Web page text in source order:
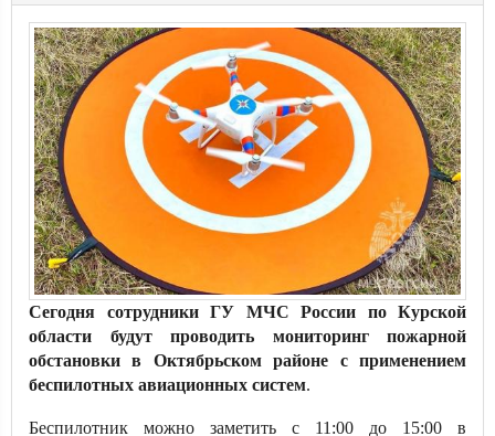
Сегодня сотрудники ГУ МЧС России по Курской
области будут проводить мониторинг пожарной
обстановки в Октябрьском районе с применением
беспилотных авиационных систем.
Беспилотник можно заметить с 11:00 до 15:00 в